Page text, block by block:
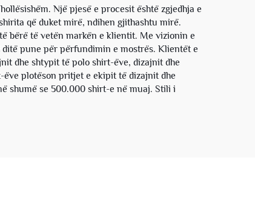
Një pjesë e procesit është zgjedhja e
që duket mirë, ndihen gjithashtu mirë.
bërë të vetën markën e klientit. Me vizionin e
pune për përfundimin e mostrës. Klientët e
dhe shtypit të polo shirt-ëve, dizajnit dhe
plotëson pritjet e ekipit të dizajnit dhe
shumë se 500.000 shirt-e në muaj. Stili i